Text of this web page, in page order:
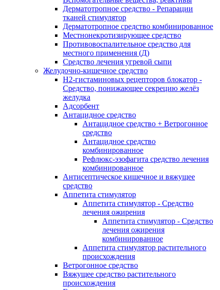
Дерматотропное средство - Репарации
тканей стимулятор
Дерматотропное средство комбинированное
Местнонекротизирующее средство
Противовоспалительное средство для
местного применения (Д)
Средство лечения угревой сыпи
Желудочно-кишечное средство
H2-гистаминовых рецепторов блокатор -
Средство, понижающее секрецию желёз
желудка
Адсорбент
Антацидное средство
Антацидное средство + Ветрогонное
средство
Антацидное средство
комбинированное
Рефлюкс-эзофагита средство лечения
комбинированное
Антисептическое кишечное и вяжущее
средство
Аппетита стимулятор
Аппетита стимулятор - Средство
лечения ожирения
Аппетита стимулятор - Средство
лечения ожирения
комбинированное
Аппетита стимулятор растительного
происхождения
Ветрогонное средство
Вяжущее средство растительного
происхождения